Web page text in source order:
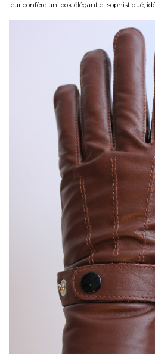
leur confère un look élégant et sophistiqué,